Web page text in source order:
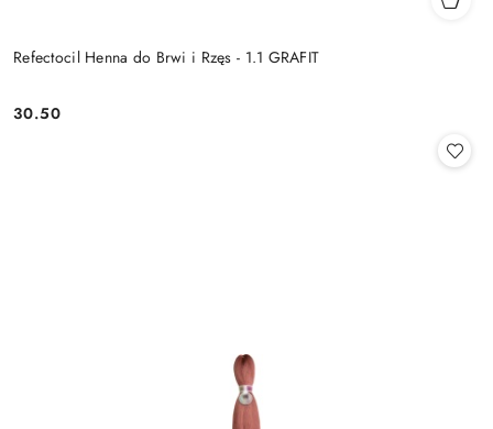
Refectocil Henna do Brwi i Rzęs - 1.1 GRAFIT
Cena:
30.50